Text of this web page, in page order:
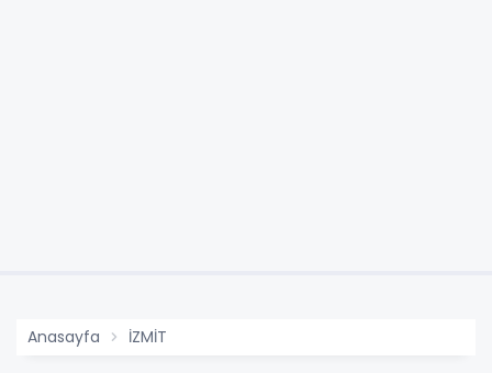
Anasayfa İZMİT